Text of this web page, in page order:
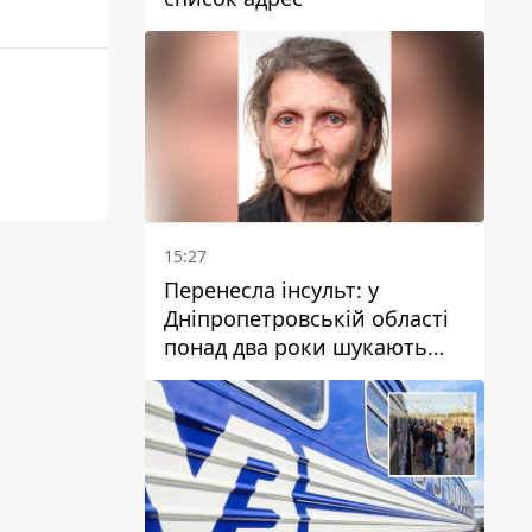
15:27
Перенесла інсульт: у
Дніпропетровській області
понад два роки шукають
зниклу жінку